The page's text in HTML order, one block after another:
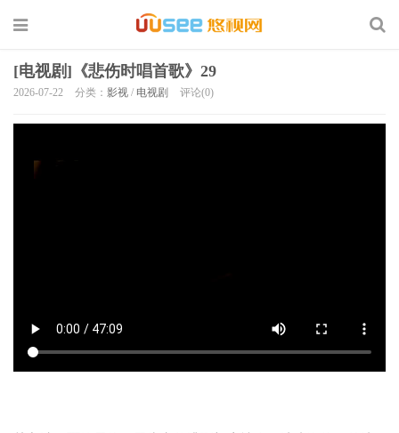
[电视剧]《悲伤时唱首歌》29
2026-07-22 分类： 影视 / 电视剧 评论(0)